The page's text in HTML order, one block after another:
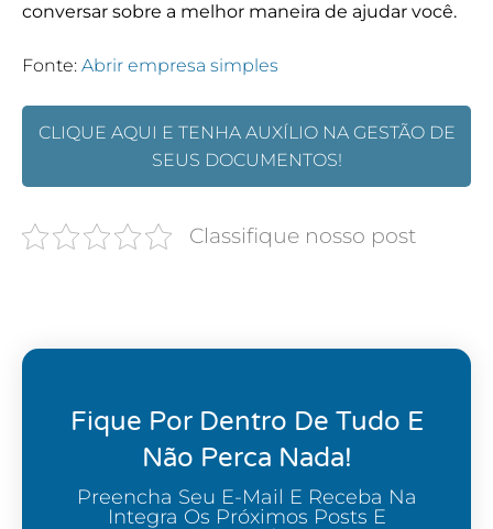
conversar sobre a melhor maneira de ajudar você.
Fonte: Abrir empresa simples
CLIQUE AQUI E TENHA AUXÍLIO NA GESTÃO DE
SEUS DOCUMENTOS!
Classifique nosso post
Fique Por Dentro De Tudo E
Não Perca Nada!
Preencha Seu E-Mail E Receba Na
Integra Os Próximos Posts E